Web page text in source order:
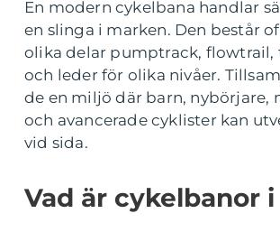
En modern cykelbana handlar
en slinga i marken. Den består
olika delar pumptrack, flowtrail,
och leder för olika nivåer.
de en miljö där barn, nybörjare,
och avancerade cyklister kan
vid sida.
Vad är cykelbanor